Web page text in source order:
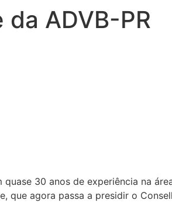
ADVB-PR
30 anos de experiência na
que agora passa a presidir o